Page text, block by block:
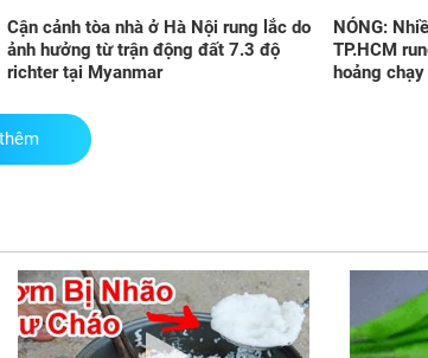
nào cũng nhận được
10 triệu từ anh và sự
thật phía sau khiến tôi
Cận cảnh tòa nhà ở Hà Nội rung lắc do
ảnh hưởng từ trận động đất 7.3 độ
richter tại Myanmar
NÓNG:
TP.HCM
hoảng